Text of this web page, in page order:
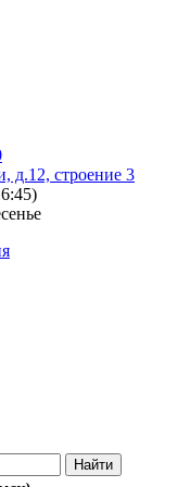
д.12, строение 3